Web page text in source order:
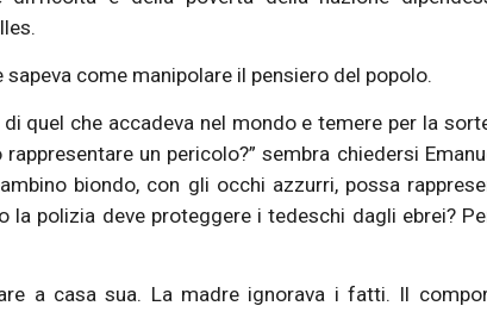
come manipolare il pensiero del popolo.
quel che accadeva nel mondo e temere per la
un pericolo?” sembra chiedersi
biondo, con gli occhi azzurri, possa
la polizia deve proteggere i tedeschi dagli ebrei?
a casa sua. La madre ignorava i fatti. Il